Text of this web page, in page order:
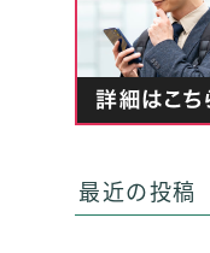
最近の投稿